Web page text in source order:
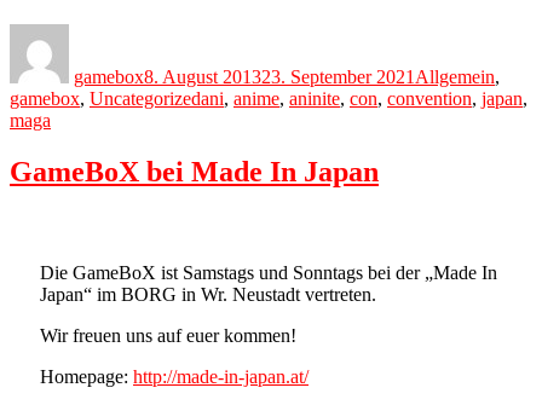
gamebox8. August 201323. September 2021 Allgemein,
gamebox, UncategorizedTags
ani, anime, aninite, con, convention, japan,
maga
GameBoX bei Made In Japan
Die GameBoX ist Samstags und Sonntags bei der „Made In
Japan“ im BORG in Wr. Neustadt vertreten.
Wir freuen uns auf euer kommen!
Homepage: http://made-in-japan.at/